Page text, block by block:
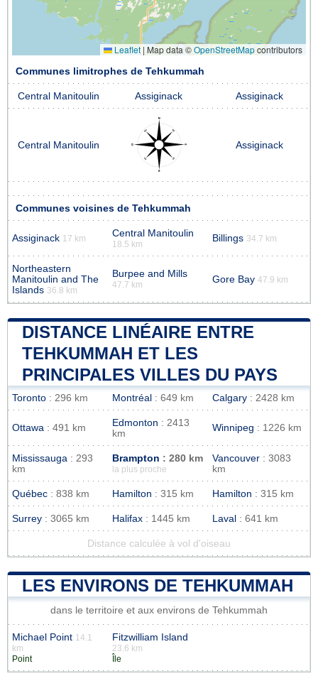
Leaflet | Map data ©OpenStreetMapcontributors
Communes limitrophes de Tehkummah
Central Manitoulin Assiginack Assiginack
Central Manitoulin Assiginack
Communes voisines de Tehkummah
Assiginack 17 km Central Manitoulin
18.5 km
Billings 34.7 km
Northeastern
Manitoulin and The
Islands 36.8 km
Burpee and Mills
47.7 km Gore Bay 47.9 km
DISTANCE LINÉAIRE ENTRE
TEHKUMMAH ET LES
PRINCIPALES VILLES DU PAYS
Toronto : 296 km Montréal : 649 km Calgary : 2428 km
Ottawa : 491 km Edmonton : 2413
km
Winnipeg : 1226 km
Mississauga : 293
km
Brampton : 280 km
la plus proche
Vancouver : 3083
km
Québec : 838 km Hamilton : 315 km Hamilton : 315 km
Surrey : 3065 km Halifax : 1445 km Laval : 641 km
Distance calculée à vol d'oiseau
LES ENVIRONS DE TEHKUMMAH
dans le territoire et aux environs de Tehkummah
Michael Point 14.1
km
Point
Fitzwilliam Island
23.6 km
Île